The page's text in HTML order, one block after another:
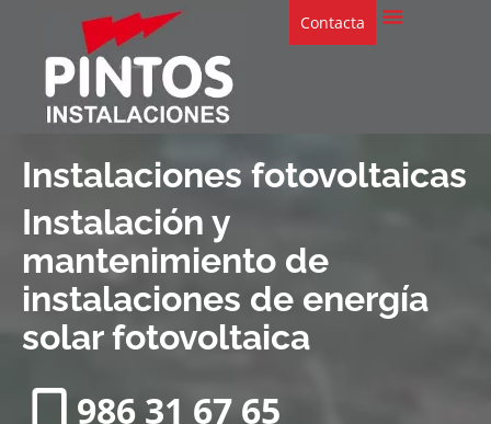
Contacta
Instalaciones fotovoltaicas
Instalación y
mantenimiento de
instalaciones de energía
solar fotovoltaica
986 31 67 65